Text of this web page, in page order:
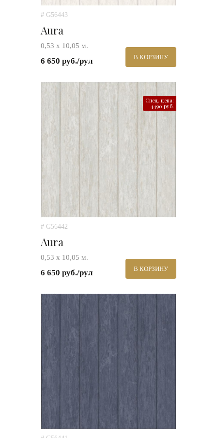
# G56443
Aura
0,53 х 10,05 м.
6 650 руб./рул В КОРЗИНУ
Спец. цена:
4490 руб.
# G56442
Aura
0,53 х 10,05 м.
6 650 руб./рул В КОРЗИНУ